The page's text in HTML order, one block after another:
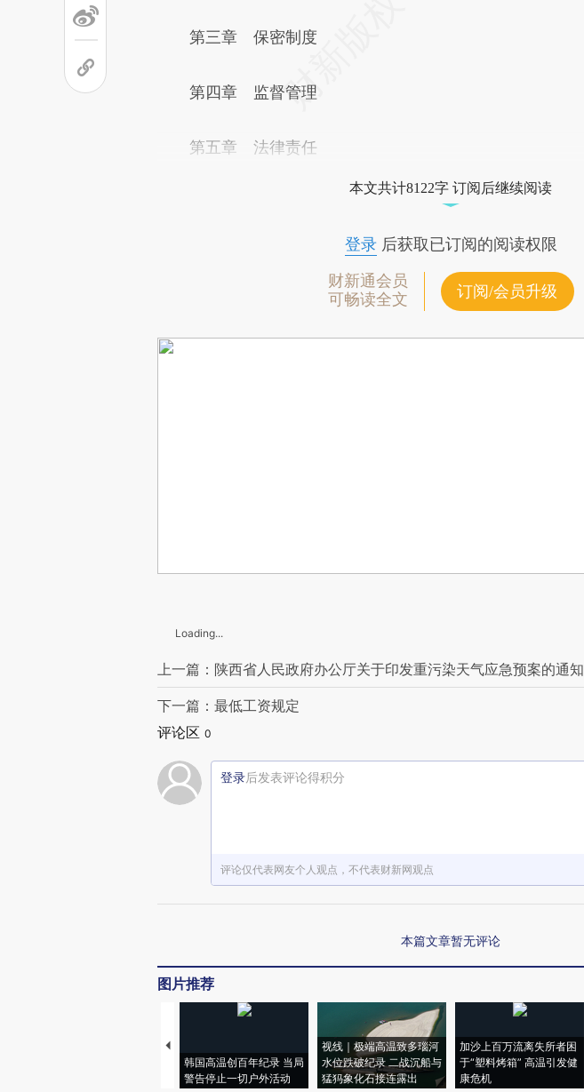
第三章 保密制度
第四章 监督管理
第五章 法律责任
本文共计8122字 订阅后继续阅读
登录后获取已订阅的阅读权限
财新通会员
可畅读全文
订阅/会员升级
Loading...
上一篇：陕西省人民政府办公厅关于印发重污染天气应急预案的通知
下一篇：最低工资规定
评论区 0
登录后发表评论得积分
评论仅代表网友个人观点，不代表财新网观点
本篇文章暂无评论
图片推荐
韩国高温创百年纪录 当局
警告停止一切户外活动
视线｜极端高温致多瑙河
水位跌破纪录 二战沉船与
猛犸象化石接连露出
加沙上百万流离失所者困
于“塑料烤箱” 高温引发健
康危机